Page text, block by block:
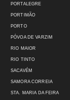
PORTALEGRE
PORTIMÃO
PORTO
PÓVOA DE VARZIM
RIO MAIOR
RIO TINTO
SACAVÉM
SAMORA CORREIA
STA. MARIA DA FEIRA